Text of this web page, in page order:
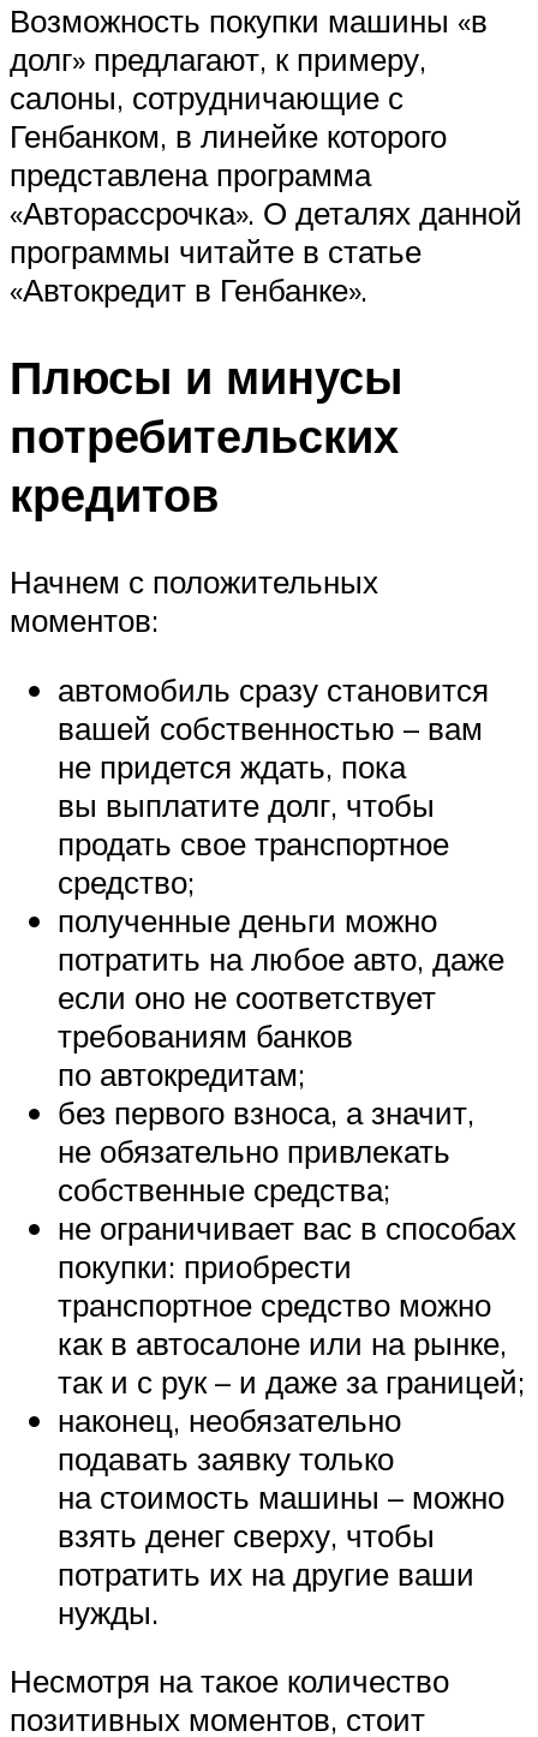
Возможность покупки машины «в
долг» предлагают, к примеру,
салоны, сотрудничающие с
Генбанком, в линейке которого
представлена программа
«Авторассрочка». О деталях данной
программы читайте в статье
«Автокредит в Генбанке».
Плюсы и минусы
потребительских
кредитов
Начнем с положительных
моментов:
автомобиль сразу становится
вашей собственностью – вам
не придется ждать, пока
вы выплатите долг, чтобы
продать свое транспортное
средство;
полученные деньги можно
потратить на любое авто, даже
если оно не соответствует
требованиям банков
по автокредитам;
без первого взноса, а значит,
не обязательно привлекать
собственные средства;
не ограничивает вас в способах
покупки: приобрести
транспортное средство можно
как в автосалоне или на рынке,
так и с рук – и даже за границей;
наконец, необязательно
подавать заявку только
на стоимость машины – можно
взять денег сверху, чтобы
потратить их на другие ваши
нужды.
Несмотря на такое количество
позитивных моментов, стоит